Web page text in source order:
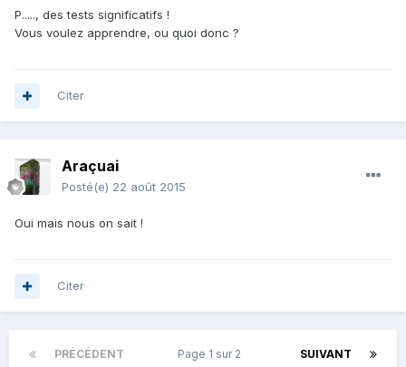
P....., des tests significatifs !
Vous voulez apprendre, ou quoi donc ?
Citer
Araçuai
Posté(e) 22 août 2015
Oui mais nous on sait !
Citer
PRÉCÉDENT SUIVANT
Page 1 sur 2